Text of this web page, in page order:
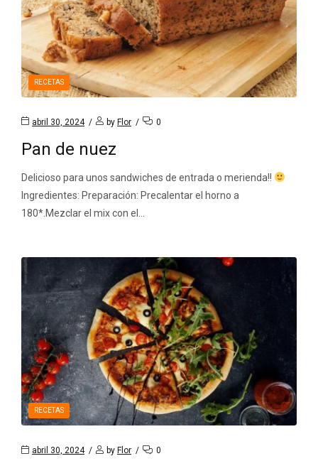
RECETAS
abril 30, 2024 by Flor 0
Pan de nuez
Delicioso para unos sandwiches de entrada o merienda!!
Ingredientes: Preparación: Precalentar el horno a
180*.Mezclar el mix con el…
RECETAS
abril 30, 2024 by Flor 0